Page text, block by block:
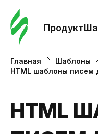
Продукт
Главная
Шаблоны
HTML шаблоны писем
HTML